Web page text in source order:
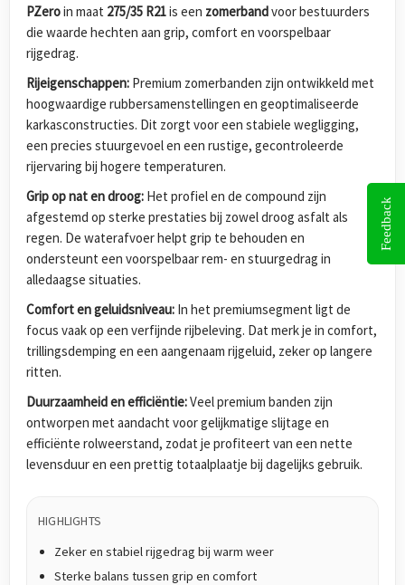
PZeroin maat 275/35 R21is een zomerbandvoor bestuurders
die waarde hechten aan grip, comfort en voorspelbaar
rijgedrag.
Rijeigenschappen: Premium zomerbanden zijn ontwikkeld met
hoogwaardige rubbersamenstellingen en geoptimaliseerde
karkasconstructies. Dit zorgt voor een stabiele wegligging,
een precies stuurgevoel en een rustige, gecontroleerde
rijervaring bij hogere temperaturen.
Grip op nat en droog: Het profiel en de compound zijn
afgestemd op sterke prestaties bij zowel droog asfalt als
regen. De waterafvoer helpt grip te behouden en
ondersteunt een voorspelbaar rem- en stuurgedrag in
alledaagse situaties.
Comfort en geluidsniveau: In het premiumsegment ligt de
focus vaak op een verfijnde rijbeleving. Dat merk je in comfort,
trillingsdemping en een aangenaam rijgeluid, zeker op langere
ritten.
Duurzaamheid en efficiëntie:Veel premium banden zijn
ontworpen met aandacht voor gelijkmatige slijtage en
efficiënte rolweerstand, zodat je profiteert van een nette
levensduur en een prettig totaalplaatje bij dagelijks gebruik.
HIGHLIGHTS
Zeker en stabiel rijgedrag bij warm weer
Sterke balans tussen grip en comfort
Feedback